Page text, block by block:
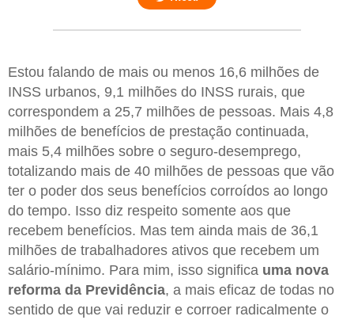
Estou falando de mais ou menos 16,6 milhões de
INSS urbanos, 9,1 milhões do INSS rurais, que
correspondem a 25,7 milhões de pessoas. Mais 4,8
milhões de benefícios de prestação continuada,
mais 5,4 milhões sobre o seguro-desemprego,
totalizando mais de 40 milhões de pessoas que vão
ter o poder dos seus benefícios corroídos ao longo
do tempo. Isso diz respeito somente aos que
recebem benefícios. Mas tem ainda mais de 36,1
milhões de trabalhadores ativos que recebem um
salário-mínimo. Para mim, isso significa uma nova
reforma da Previdência, a mais eficaz de todas no
sentido de que vai reduzir e corroer radicalmente o